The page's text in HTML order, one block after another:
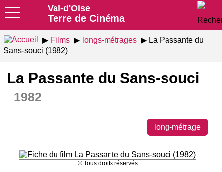
Val-d'Oise
Terre de Cinéma
Films longs-métrages
La Passante du
Sans-souci (1982)
La Passante du Sans-souci
1982
long-métrage
© Tous droits réservés